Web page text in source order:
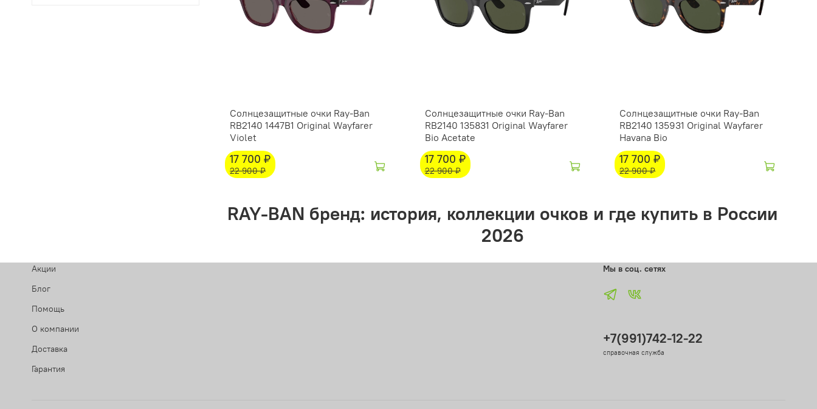
Солнцезащитные очки Ray-Ban
RB2140 1447B1 Original Wayfarer
Violet
17 700 ₽
22 900 ₽
Солнцезащитные очки Ray-Ban
RB2140 135831 Original Wayfarer
Bio Acetate
17 700 ₽
22 900 ₽
Солнцезащитные очки Ray-Ban
RB2140 135931 Original Wayfarer
Havana Bio
17 700 ₽
22 900 ₽
RAY-BAN бренд: история, коллекции очков и где купить в России
2026
Акции
Блог
Помощь
О компании
Доставка
Гарантия
Мы в соц. сетях
+7(991)742-12-22
справочная служба